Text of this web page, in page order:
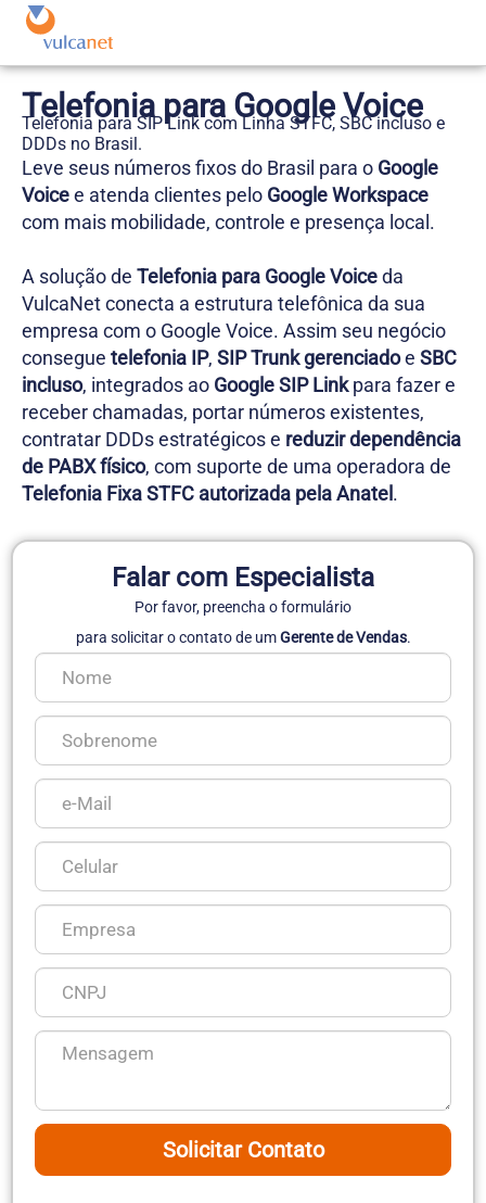
Telefonia para Google Voice
Telefonia para SIP Link com Linha STFC, SBC incluso e
DDDs no Brasil.
Leve seus números fixos do Brasil para o Google
Voicee atenda clientes pelo Google Workspace
com mais mobilidade, controle e presença local.
A solução de Telefonia para Google Voiceda
VulcaNet conecta a estrutura telefônica da sua
empresa com o Google Voice. Assim seu negócio
consegue telefonia IP, SIP Trunk gerenciadoe SBC
incluso, integrados ao Google SIP Linkpara fazer e
receber chamadas, portar números existentes,
contratar DDDs estratégicos e reduzir dependência
de PABX físico, com suporte de uma operadora de
Telefonia Fixa STFC autorizada pela Anatel .
Falar com Especialista
Por favor, preencha o formulário
para solicitar o contato de umGerente de Vendas.
Solicitar Contato